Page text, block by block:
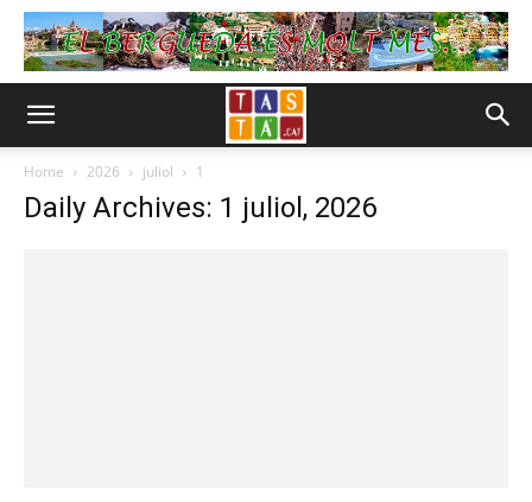
Home 2026 juliol 1
Daily Archives: 1 juliol, 2026